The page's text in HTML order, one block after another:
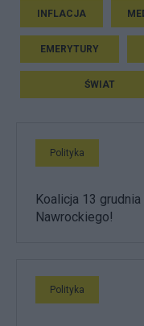
INFLACJA
EMERYTURY
ŚWIAT
Polityka
Koalicja 13
Nawrockiego!
Polityka